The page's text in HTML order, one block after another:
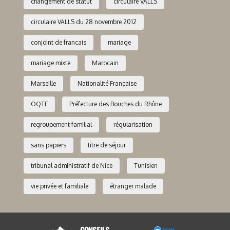
circulaire VALLS du 28 novembre 2012
conjoint de francais mariage
mariage mixte Marocain
Marseille Nationalité Française
OQTF Préfecture des Bouches du Rhône
regroupement familial régularisation
sans papiers titre de séjour
tribunal administratif de Nice Tunisien
vie privée et familiale étranger malade